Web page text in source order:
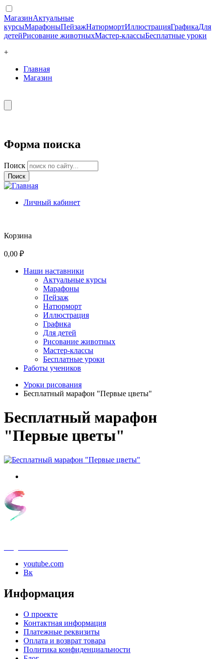
МагазинАктуальные
курсыМарафоныПейзажНатюрмортИллюстрацияГрафикаДля
детейРисование животныхМастер-классыБесплатные уроки
+
Главная
Магазин
Форма поиска
Поиск
Личный кабинет
Корзина
0,00 ₽
Наши наставники
Актуальные курсы
Марафоны
Пейзаж
Натюрморт
Иллюстрация
Графика
Для детей
Рисование животных
Мастер-классы
Бесплатные уроки
Работы учеников
Уроки рисования
Бесплатный марафон "Первые цветы"
Бесплатный марафон
"Первые цветы"
youtube.com
Вк
Информация
О проекте
Контактная информация
Платежные реквизиты
Оплата и возврат товара
Политика конфиденциальности